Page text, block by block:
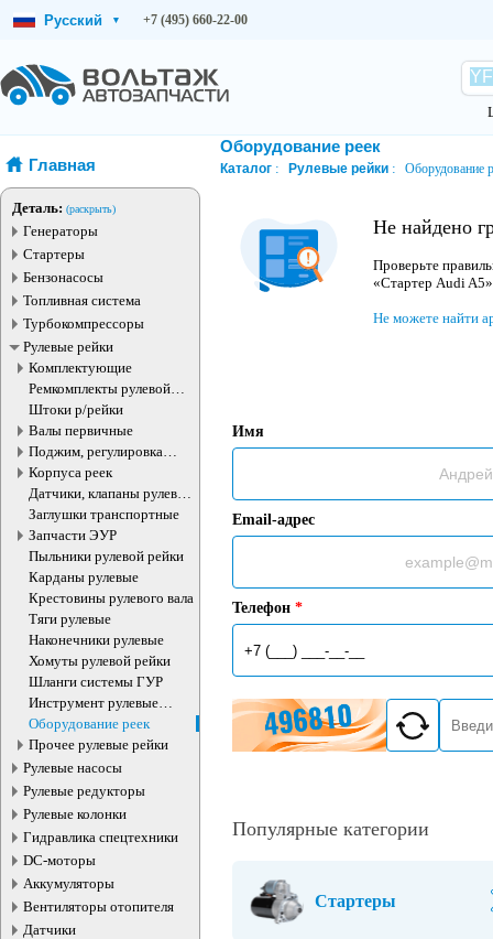
Русский ▾ +7 (495) 660-22-00
Главная
Деталь: (раскрыть)
Генераторы
Стартеры
Бензонасосы
Топливная система
Турбокомпрессоры
Рулевые рейки
Комплектующие
Ремкомплекты рулевой
рейки
Штоки р/рейки
Валы первичные
Поджим, регулировка
рулевые рейки
Корпуса реек
Датчики, клапаны рулевой
рейки
Заглушки транспортные
Запчасти ЭУР
Пыльники рулевой рейки
Карданы рулевые
Крестовины рулевого вала
Тяги рулевые
Наконечники рулевые
Хомуты рулевой рейки
Шланги системы ГУР
Инструмент рулевые
рейки
Оборудование реек
Прочее рулевые рейки
Рулевые насосы
Рулевые редукторы
Рулевые колонки
Гидравлика спецтехники
DC-моторы
Аккумуляторы
Вентиляторы отопителя
Датчики
Оборудование реек
Каталог Рулевые рейки Оборудование
Не найдено
Проверьте
«Стартер Audi
Не можете найти
Имя
Email-адрес
Телефон *
Популярные категории
Стартеры